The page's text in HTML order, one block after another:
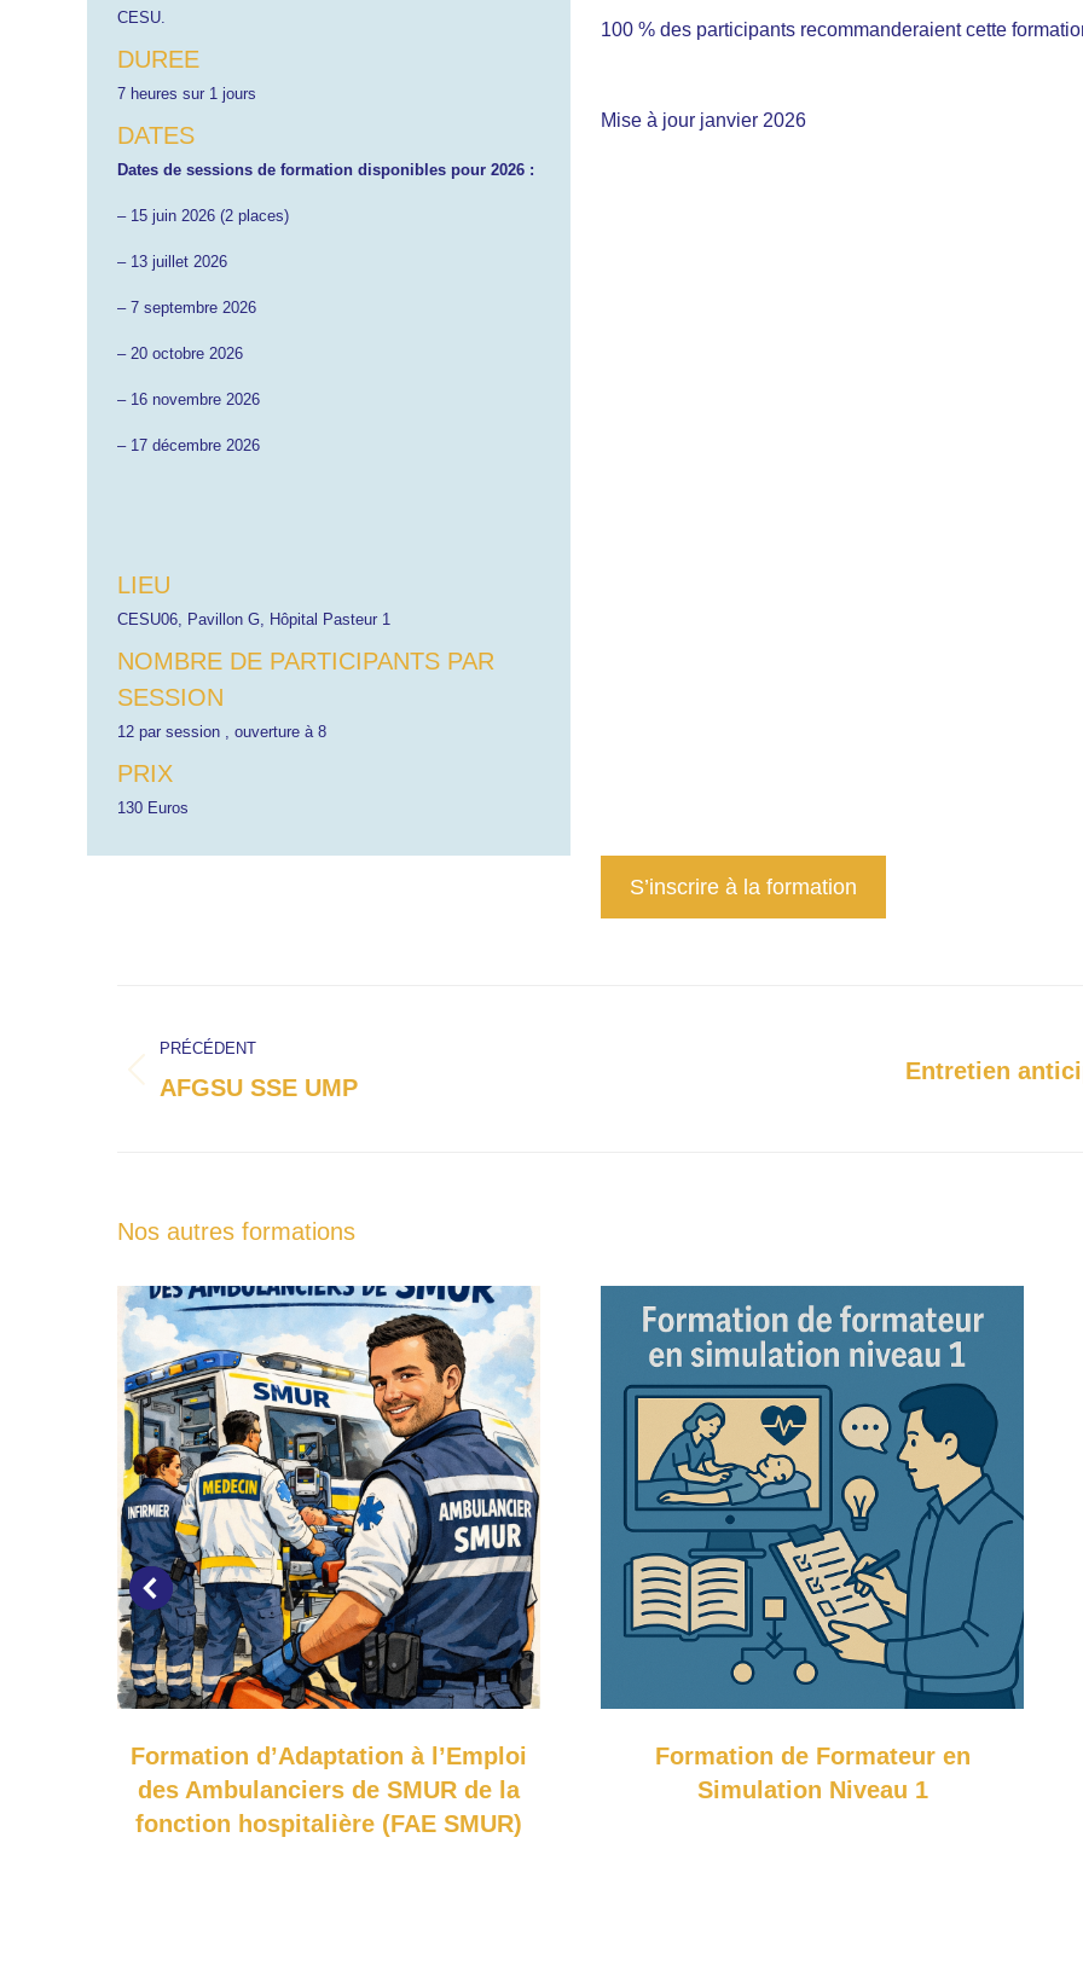
CESU.
DUREE
7 heures sur 1 jours
DATES
Dates de sessions de formation disponibles pour 2026 :
– 15 juin 2026 (2 places)
– 13 juillet 2026
– 7 septembre 2026
– 20 octobre 2026
– 16 novembre 2026
– 17 décembre 2026
LIEU
CESU06, Pavillon G, Hôpital Pasteur 1
NOMBRE DE PARTICIPANTS PAR
SESSION
12 par session , ouverture à 8
PRIX
130 Euros
100 % des participants recommanderaient cette
Mise à jour janvier 2026
S’inscrire à la formation
commentaire
PRÉCÉDENT
Onglet
AFGSU SSE UMP
Projets
Entretien
Nos autres formations
Formation d’Adaptation à l’Emploi
des Ambulanciers de SMUR de la
fonction hospitalière (FAE SMUR)
Formation de Formateur en
Simulation Niveau 1